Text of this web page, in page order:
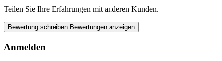
Teilen Sie Ihre Erfahrungen mit anderen Kunden.
Bewertung schreiben Bewertungen anzeigen
Anmelden